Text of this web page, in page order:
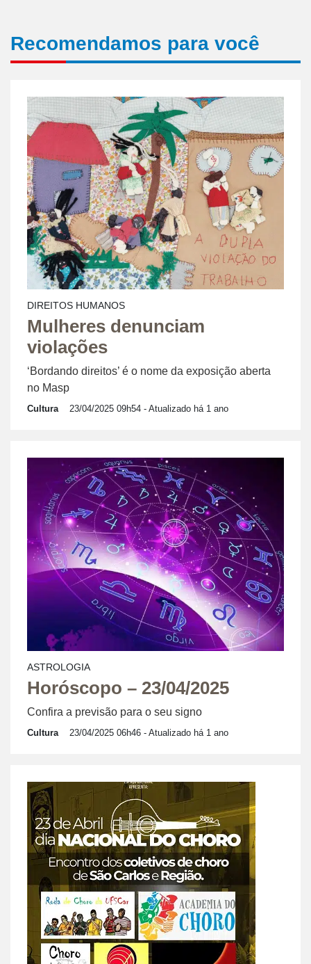
Recomendamos para você
DIREITOS HUMANOS
Mulheres denunciam
violações
‘Bordando direitos’ é o nome da exposição aberta
no Masp
Cultura 23/04/2025 09h54 - Atualizado há 1 ano
ASTROLOGIA
Horóscopo – 23/04/2025
Confira a previsão para o seu signo
Cultura 23/04/2025 06h46 - Atualizado há 1 ano